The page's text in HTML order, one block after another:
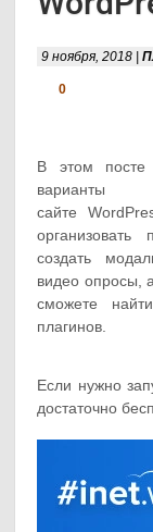
9 ноября, 2018 |
0
В этом посте
сайте
создать
видео опросы,
сможете
плагинов.
Если нужно
достаточно